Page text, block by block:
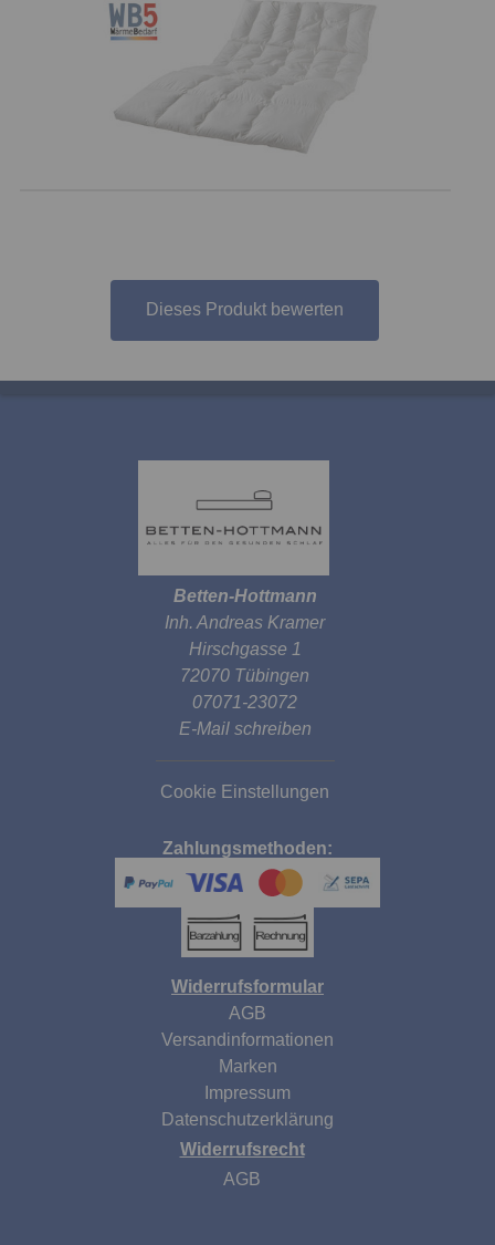
Dieses Produkt bewerten
Betten-Hottmann
Inh. Andreas Kramer
Hirschgasse 1
72070 Tübingen
07071-23072
E-Mail schreiben
Cookie Einstellungen
Zahlungsmethoden:
Widerrufsformular
AGB
Versandinformationen
Marken
Impressum
Datenschutzerklärung
Widerrufsrecht
AGB